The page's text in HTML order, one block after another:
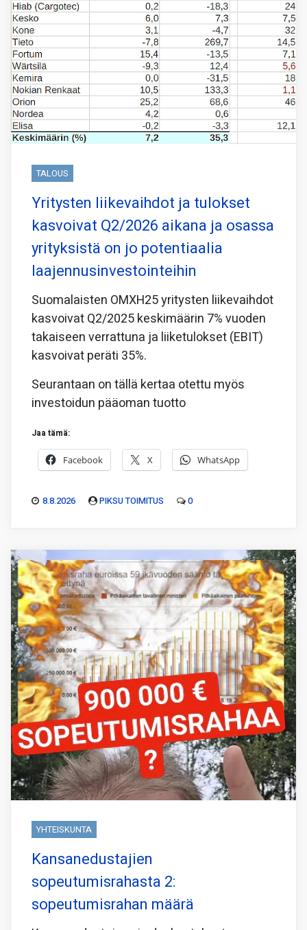
TALOUS
Yritysten liikevaihdot ja tulokset
kasvoivat Q2/2026 aikana ja osassa
yrityksistä on jo potentiaalia
laajennusinvestointeihin
Suomalaisten OMXH25 yritysten liikevaihdot
kasvoivat Q2/2025 keskimäärin 7% vuoden
takaiseen verrattuna ja liiketulokset (EBIT)
kasvoivat peräti 35%.
Seurantaan on tällä kertaa otettu myös
investoidun pääoman tuotto
Jaa tämä:
Facebook X WhatsApp
8.8.2026 PIKSU TOIMITUS 0
YHTEISKUNTA
Kansanedustajien
sopeutumisrahasta 2:
sopeutumisrahan määrä